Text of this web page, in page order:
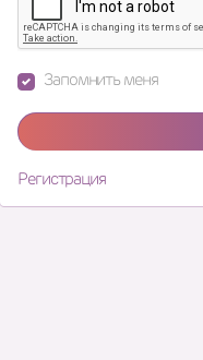
Запомнить меня
Регистрация